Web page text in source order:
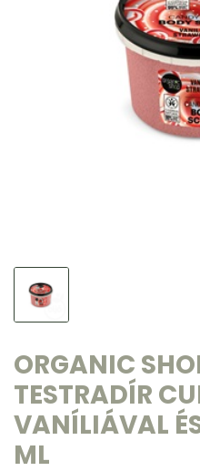
ORGANIC
TESTRADÍR
VANÍLIÁVAL
ML